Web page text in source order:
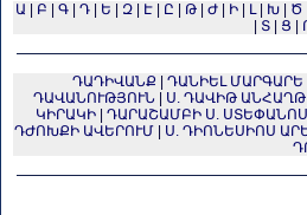
Ա Բ Գ| Դ| Ե Զ| Է| Ը Թ| Ժ| Ի| Լ| Խ| Ծ
Տ Ց
ԴԱԴԻՎԱՆՔ ԴԱՆԻԵԼ ՄԱՐԳԱՐԵ
ԴԱՎԱՆՈՒԹՅՈՒՆ
Ս. ԴԱՎԻԹ ԱՆՀԱՂԹ
ԿԻՐԱԿԻ
ԴԱՐԱՇԱՄԲԻ Ս.
ԴԺՈԽՔԻ ԱՎԵՐՈՒՄ
Ս. ԴԻՈՆԵՍԻՈՍ